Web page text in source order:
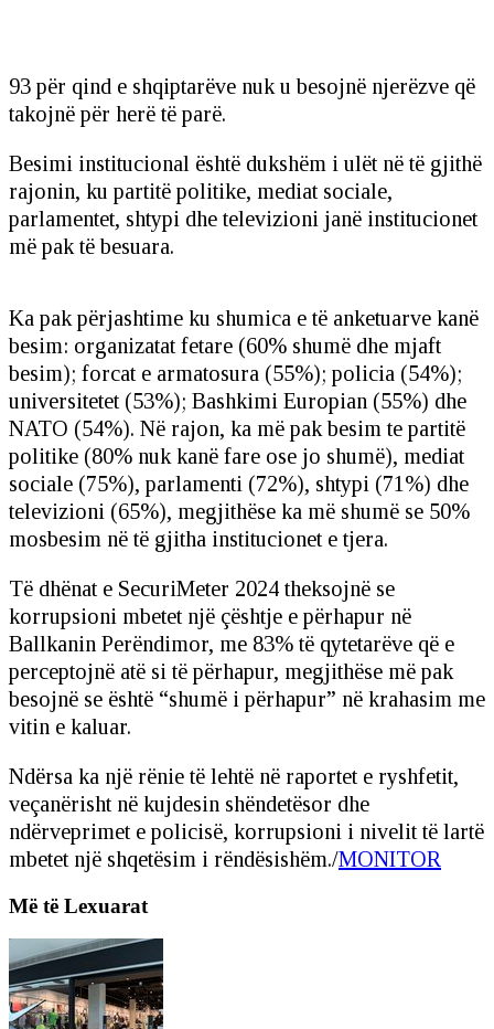
93 për qind e shqiptarëve nuk u besojnë njerëzve që
takojnë për herë të parë.
Besimi institucional është dukshëm i ulët në të gjithë
rajonin, ku partitë politike, mediat sociale,
parlamentet, shtypi dhe televizioni janë institucionet
më pak të besuara.
Ka pak përjashtime ku shumica e të anketuarve kanë
besim: organizatat fetare (60% shumë dhe mjaft
besim); forcat e armatosura (55%); policia (54%);
universitetet (53%); Bashkimi Europian (55%) dhe
NATO (54%). Në rajon, ka më pak besim te partitë
politike (80% nuk kanë fare ose jo shumë), mediat
sociale (75%), parlamenti (72%), shtypi (71%) dhe
televizioni (65%), megjithëse ka më shumë se 50%
mosbesim në të gjitha institucionet e tjera.
Të dhënat e SecuriMeter 2024 theksojnë se
korrupsioni mbetet një çështje e përhapur në
Ballkanin Perëndimor, me 83% të qytetarëve që e
perceptojnë atë si të përhapur, megjithëse më pak
besojnë se është “shumë i përhapur” në krahasim me
vitin e kaluar.
Ndërsa ka një rënie të lehtë në raportet e ryshfetit,
veçanërisht në kujdesin shëndetësor dhe
ndërveprimet e policisë, korrupsioni i nivelit të lartë
mbetet një shqetësim i rëndësishëm./MONITOR
Më të Lexuarat